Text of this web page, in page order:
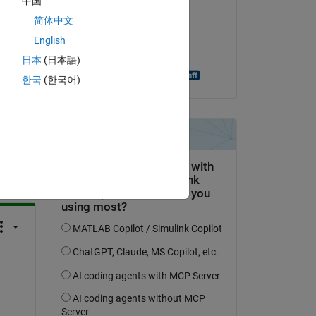
Acceptée :
简体中文
English
日本 (日本語)
한국 (한국어)